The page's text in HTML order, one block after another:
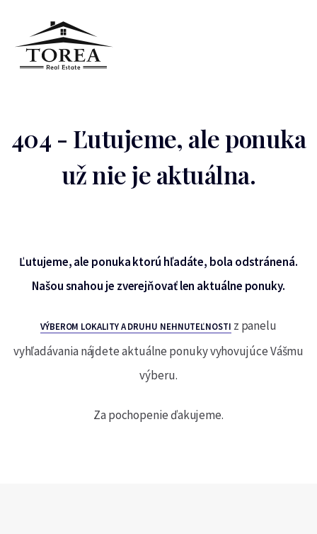
404 - Ľutujeme, ale ponuka
už nie je aktuálna.
Ľutujeme, ale ponuka ktorú hľadáte, bola odstránená.
Našou snahou je zverejňovať len aktuálne ponuky.
VÝBEROM LOKALITY A DRUHU NEHNUTEĽNOSTI z panelu
vyhľadávania nájdete aktuálne ponuky vyhovujúce Vášmu
výberu.
Za pochopenie ďakujeme.